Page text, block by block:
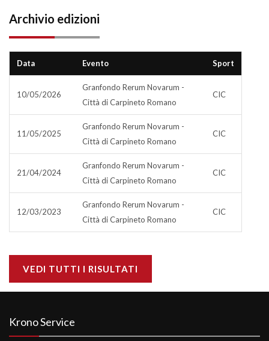
Archivio edizioni
Data Evento Sport
10/05/2026
Granfondo Rerum Novarum -
Città di Carpineto Romano
CIC
11/05/2025
Granfondo Rerum Novarum -
Città di Carpineto Romano
CIC
21/04/2024
Granfondo Rerum Novarum -
Città di Carpineto Romano
CIC
12/03/2023
Granfondo Rerum Novarum -
Città di Carpineto Romano
CIC
VEDI TUTTI I RISULTATI
Krono Service